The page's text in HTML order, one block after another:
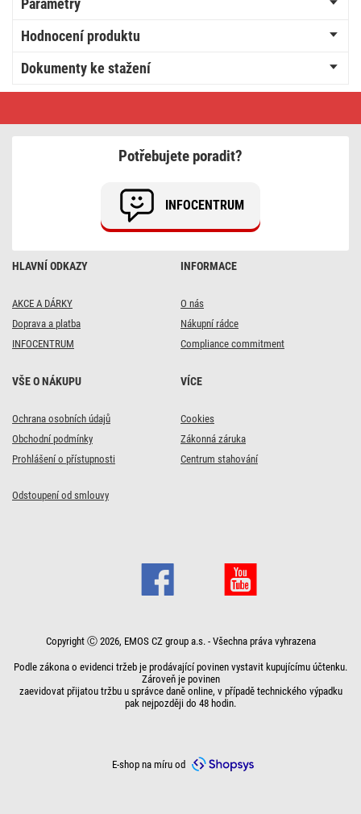
Parametry
Hodnocení produktu
Dokumenty ke stažení
HLAVNÍ ODKAZY
AKCE A DÁRKY
Doprava a platba
INFOCENTRUM
INFORMACE
O nás
Nákupní rádce
Compliance commitment
VŠE O NÁKUPU
Ochrana osobních údajů
Obchodní podmínky
Prohlášení o přístupnosti
VÍCE
Cookies
Zákonná záruka
Centrum stahování
Odstoupení od smlouvy
Potřebujete poradit?
INFOCENTRUM
Copyright Ⓒ 2026, EMOS CZ group a.s. - Všechna práva vyhrazena
Podle zákona o evidenci tržeb je prodávající povinen vystavit kupujícímu účtenku.
Zároveň je povinen
zaevidovat přijatou tržbu u správce daně online, v případě technického výpadku
pak nejpozději do 48 hodin.
E-shop na míru od